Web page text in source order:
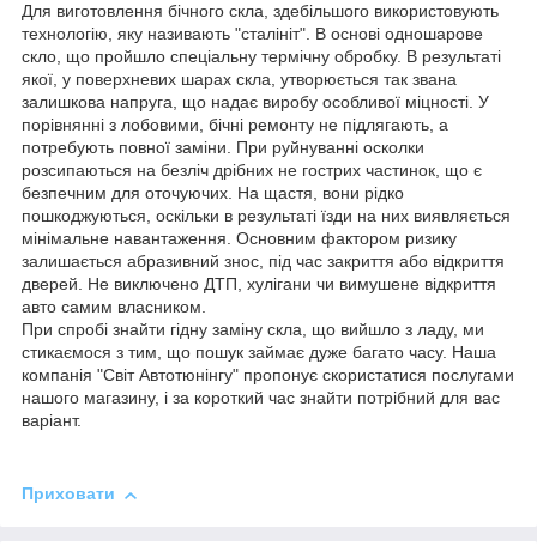
Для виготовлення бічного скла, здебільшого використовують
технологію, яку називають "сталініт". В основі одношарове
скло, що пройшло спеціальну термічну обробку. В результаті
якої, у поверхневих шарах скла, утворюється так звана
залишкова напруга, що надає виробу особливої міцності. У
порівнянні з лобовими, бічні ремонту не підлягають, а
потребують повної заміни. При руйнуванні осколки
розсипаються на безліч дрібних не гострих частинок, що є
безпечним для оточуючих. На щастя, вони рідко
пошкоджуються, оскільки в результаті їзди на них виявляється
мінімальне навантаження. Основним фактором ризику
залишається абразивний знос, під час закриття або відкриття
дверей. Не виключено ДТП, хулігани чи вимушене відкриття
авто самим власником.
При спробі знайти гідну заміну скла, що вийшло з ладу, ми
стикаємося з тим, що пошук займає дуже багато часу. Наша
компанія "Світ Автотюнінгу" пропонує скористатися послугами
нашого магазину, і за короткий час знайти потрібний для вас
варіант.
Приховати